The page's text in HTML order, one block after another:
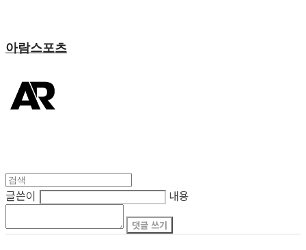
아람스포츠
글쓴이 내용
댓글 쓰기